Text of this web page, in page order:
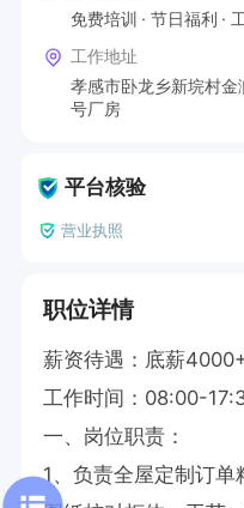
免费培训
节日福利
工作地址
孝感市卧龙乡新垸村
号厂房
平台核验
营业执照
职位详情
薪资待遇：底薪
工作时间：08:00-
一、岗位职责：
1、负责全屋定制订